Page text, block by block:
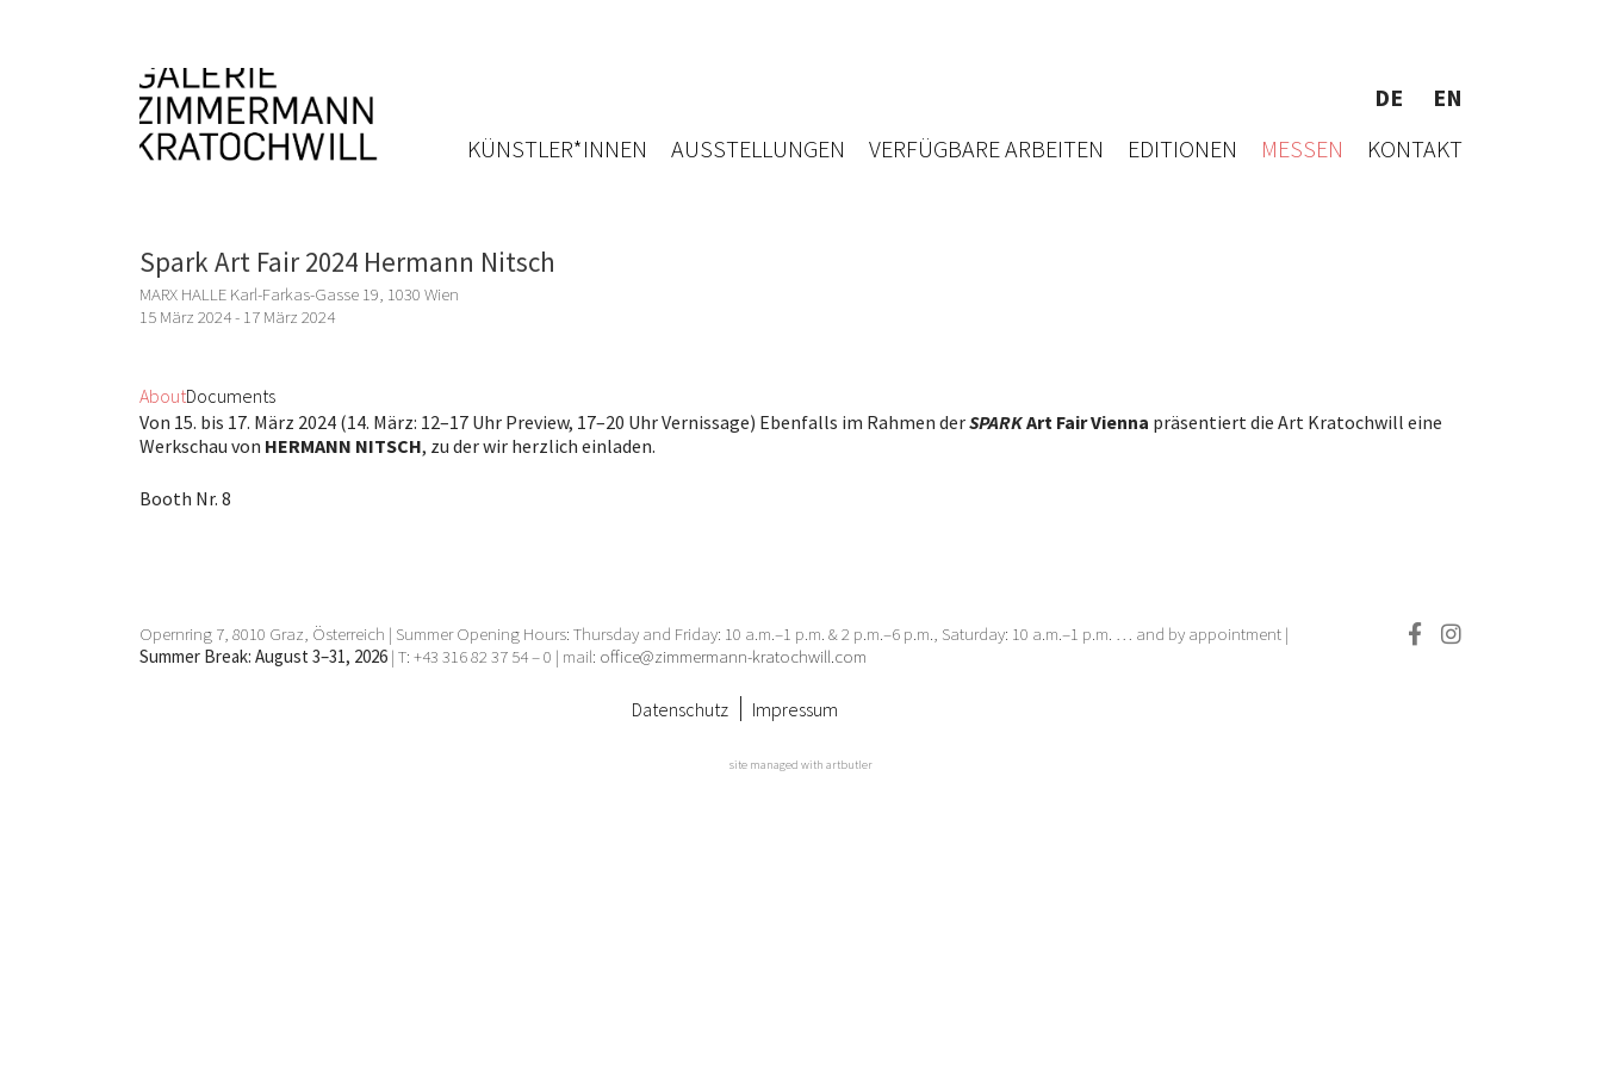
DE
EN
KÜNSTLER*INNEN
AUSSTELLUNGEN VERFÜGBARE ARBEITEN EDITIONEN MESSEN KONTAKT
Spark Art Fair 2024 Hermann Nitsch
MARX HALLE Karl-Farkas-Gasse 19, 1030 Wien
15 März 2024 - 17 März 2024
AboutDocuments
Von 15. bis 17. März 2024 (14. März: 12–17 Uhr Preview, 17–20 Uhr Vernissage) Ebenfalls im Rahmen derSPARKArt Fair Vienna präsentiert die Art Kratochwill eine
Werkschau von HERMANN NITSCH, zu der wir herzlich einladen.
Booth Nr. 8
Opernring 7, 8010 Graz, Österreich | Summer Opening Hours: Thursday and Friday: 10 a.m.–1 p.m. & 2 p.m.–6 p.m., Saturday: 10 a.m.–1 p.m. … and by appointment |
Summer Break: August 3–31, 2026 | T: +43 316 82 37 54 – 0 | mail: office@zimmermann-kratochwill.com
Datenschutz Impressum
site managed with artbutler